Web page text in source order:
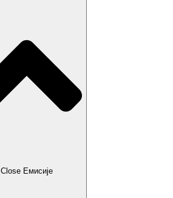
Close Емисије